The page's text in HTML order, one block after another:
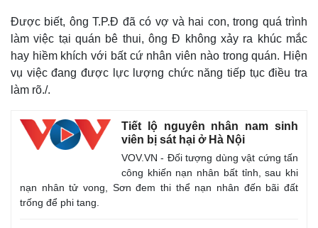
Được biết, ông T.P.Đ đã có vợ và hai con, trong quá trình
làm việc tại quán bê thui, ông Đ không xảy ra khúc mắc
hay hiềm khích với bất cứ nhân viên nào trong quán. Hiện
vụ việc đang được lực lượng chức năng tiếp tục điều tra
làm rõ./.
Tiết lộ nguyên nhân nam sinh
viên bị sát hại ở Hà Nội
VOV.VN - Đối tượng dùng vật cứng tấn
công khiến nạn nhân bất tỉnh, sau khi
nạn nhân tử vong, Sơn đem thi thể nạn nhân đến bãi đất
trống để phi tang.